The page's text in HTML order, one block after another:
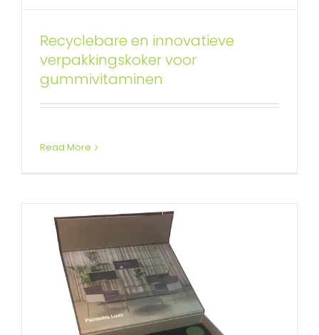
Recyclebare en innovatieve
verpakkingskoker voor
gummivitaminen
Read More
Aangepaste afgedrukte
magnetische sluiting doos WIth
EVA inzetstuk